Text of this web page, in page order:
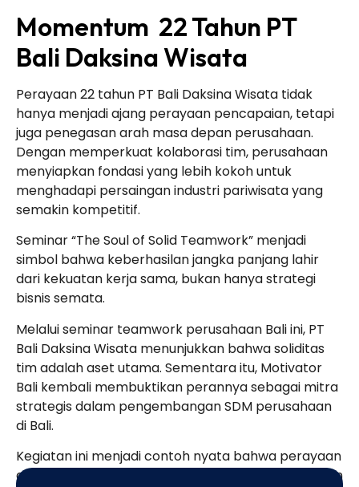
Momentum 22 Tahun PT
Bali Daksina Wisata
Perayaan 22 tahun PT Bali Daksina Wisata tidak
hanya menjadi ajang perayaan pencapaian, tetapi
juga penegasan arah masa depan perusahaan.
Dengan memperkuat kolaborasi tim, perusahaan
menyiapkan fondasi yang lebih kokoh untuk
menghadapi persaingan industri pariwisata yang
semakin kompetitif.
Seminar “The Soul of Solid Teamwork” menjadi
simbol bahwa keberhasilan jangka panjang lahir
dari kekuatan kerja sama, bukan hanya strategi
bisnis semata.
Melalui seminar teamwork perusahaan Bali ini, PT
Bali Daksina Wisata menunjukkan bahwa soliditas
tim adalah aset utama. Sementara itu, Motivator
Bali kembali membuktikan perannya sebagai mitra
strategis dalam pengembangan SDM perusahaan
di Bali.
Kegiatan ini menjadi contoh nyata bahwa perayaan
anniversary dapat dikemas lebih bermakna dengan